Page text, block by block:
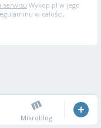
serwisu Wykop.pl w jego
w całości,
Mikroblog